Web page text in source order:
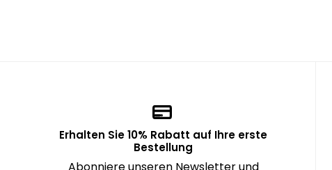
Erhalten Sie 10% Rabatt auf Ihre erste
Bestellung